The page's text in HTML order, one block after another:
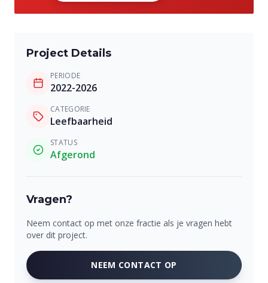
Project Details
PERIODE
2022-2026
CATEGORIE
Leefbaarheid
STATUS
Afgerond
Vragen?
Neem contact op met onze fractie als je vragen hebt
over dit project.
NEEM CONTACT OP